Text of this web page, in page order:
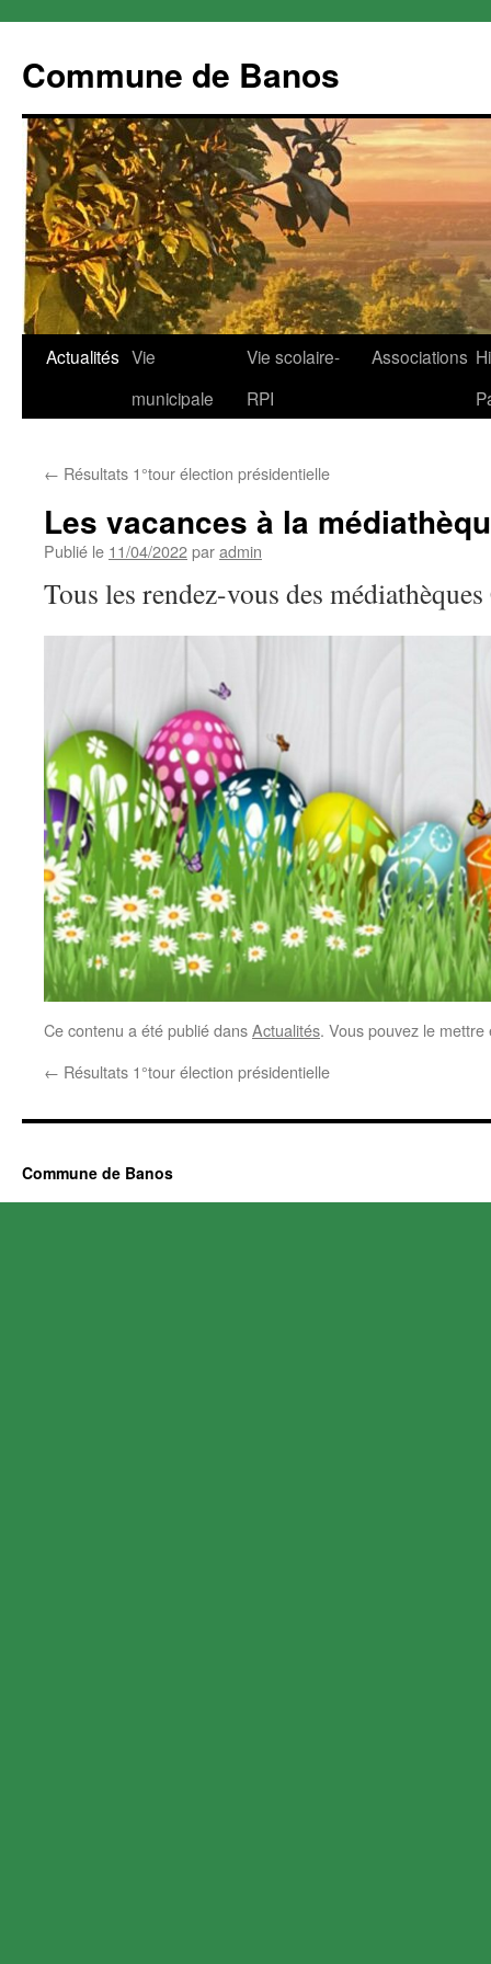
Commune de Banos
Aller
Actualités Vie
municipale
Vie scolaire-
RPI
Associations
← Résultats 1°tour élection présidentielle
Les vacances à la
Publié le 11/04/2022paradmin
Tous les rendez-vous des
Ce contenu a été publié dansActualités. Vous pouvez le
← Résultats 1°tour élection présidentielle
Commune de Banos